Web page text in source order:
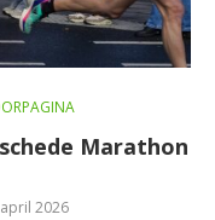
Marathon
2026